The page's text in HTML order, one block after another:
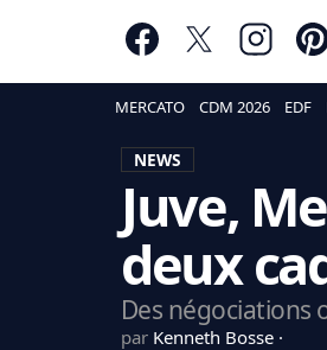
MERCATO CDM 2026 EDF
NEWS
Juve,
deux
Des négociations
par Kenneth Bosse